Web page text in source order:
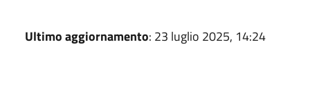
Ultimo aggiornamento: 23 luglio 2025, 14:24